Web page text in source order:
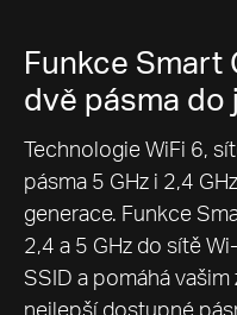
Funkce Smart
dvě pásma do
Technologie WiFi 6,
pásma 5 GHz i 2,4
generace. Funkce
2,4 a 5 GHz do sítě
SSID a pomáhá
nejlepší dostupné